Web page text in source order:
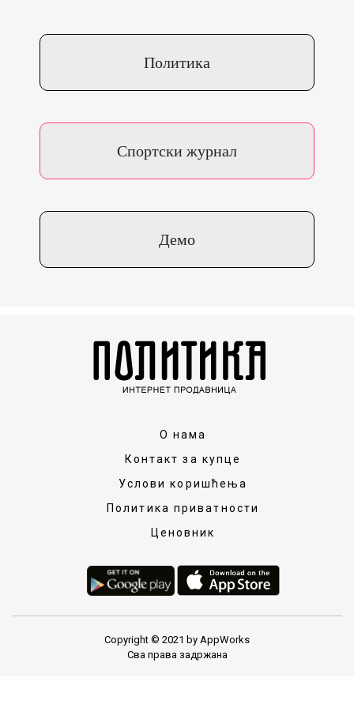
Политика
Спортски журнал
Демо
О нама
Контакт за купце
Услови коришћења
Политика приватности
Ценовник
Copyright © 2021 by AppWorks
Сва права задржана